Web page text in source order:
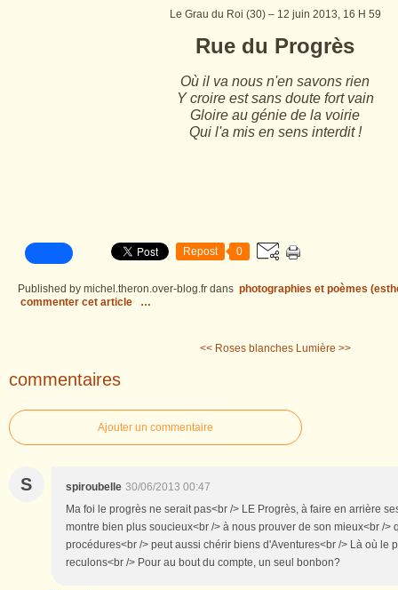
Le Grau du Roi (30) – 12 juin 2013, 16 H 59
Rue du Progrès
Où il va nous n'en savons rien
Y croire est sans doute fort vain
Gloire au génie de la voirie
Qui l'a mis en sens interdit !
Repost 0
Published by michel.theron.over-blog.fr dans photographies et poèmes
commenter cet article
…
<< Roses blanches Lumière >>
commentaires
Ajouter un commentaire
S spiroubelle 30/06/2013 00:47
Ma foi le progrès ne serait pas<br /> LE Progrès, à faire en arrière
montre bien plus soucieux<br /> à nous prouver de son mieux<br />
procédures<br /> peut aussi chérir biens d'Aventures<br /> Là où le
reculons<br /> Pour au bout du compte, un seul bonbon?